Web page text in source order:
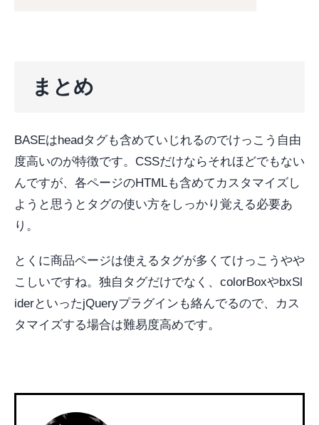
まとめ
BASEはheadタグも含めていじれるのでけっこう自由
度高いのが特徴です。CSSだけならそれほどでもない
んですが、各ページのHTMLも含めてカスタマイズし
ようと思うとタグの使い方をしっかり覚える必要あ
り。
とくに商品ページは使えるタグが多くてけっこうやや
こしいですね。独自タグだけでなく、colorBoxやbxSl
iderといったjQueryプラグインも絡んでるので、カス
タマイズする場合は難易度高めです。